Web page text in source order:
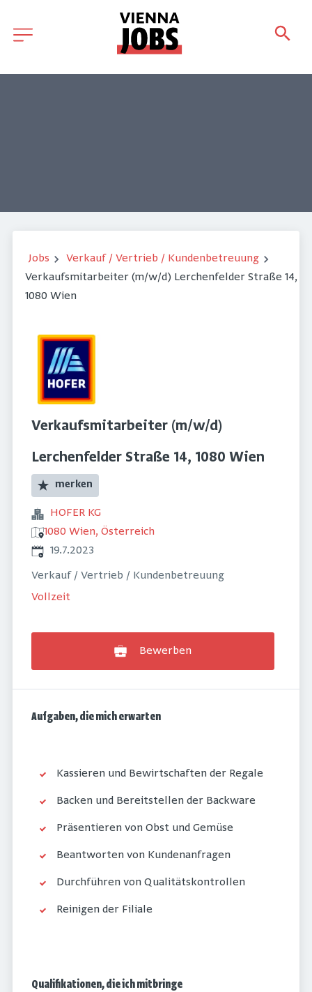
Jobs
Verkauf / Vertrieb / Kundenbetreuung
Verkaufsmitarbeiter (m/w/d) Lerchenfelder Straße 14,
1080 Wien
Verkaufsmitarbeiter (m/w/d)
Lerchenfelder Straße 14, 1080 Wien
merken
HOFER KG
1080 Wien, Österreich
Veröffentlicht
19.7.2023
Verkauf / Vertrieb / Kundenbetreuung
Vollzeit
Bewerben
Aufgaben, die mich erwarten
Kassieren und Bewirtschaften der Regale
Backen und Bereitstellen der Backware
Präsentieren von Obst und Gemüse
Beantworten von Kundenanfragen
Durchführen von Qualitätskontrollen
Reinigen der Filiale
Qualifikationen, die ich mitbringe